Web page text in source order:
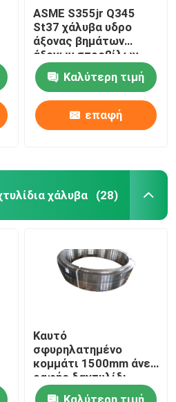
ASME S355jr Q345
St37 χάλυβα υδρο
άξονας βημάτων
άξονων στροβίλων
σφυρηλατημένος
άξοναςΚαλύτερη τιμή
επαφή
χάλυβα (28)
Καυτό
σφυρηλατημένο
κομμάτι 1500mm άνευ
ραφής δαχτυλίδι
χάλυβα Sae1045
Καλύτερη τιμή